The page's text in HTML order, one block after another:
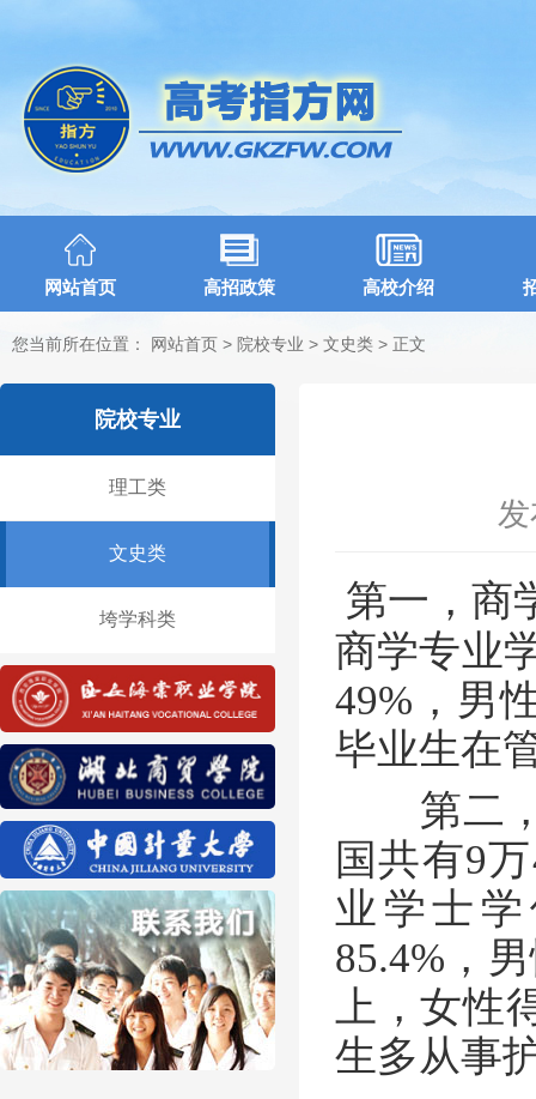
网站首页 高招政策 高校介绍
您当前所在位置： 网站首页 > 院校专业 > 文史类 > 正文
院校专业
理工类
文史类
垮学科类
第一，商
商学专业
49%，男
毕业生在
第二，
国共有9
业学士
85.4%，
上，女性
生多从事